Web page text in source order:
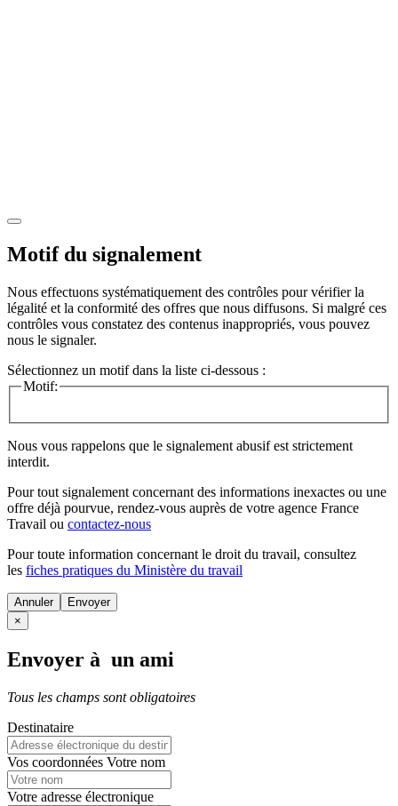
Motif du signalement
Nous effectuons systématiquement des contrôles pour vérifier la
légalité et la conformité des offres que nous diffusons. Si malgré ces
contrôles vous constatez des contenus inappropriés, vous pouvez
nous le signaler.
Sélectionnez un motif dans la liste ci-dessous :
Motif:
Nous vous rappelons que le signalement abusif est strictement
interdit.
Pour tout signalement concernant des informations inexactes ou une
offre déjà pourvue, rendez-vous auprès de votre agence France
Travail ou contactez-nous
Pour toute information concernant le droit du travail, consultez
les fiches pratiques du Ministère du travail
Annuler
×
Envoyer à un ami
Tous les champs sont obligatoires
Destinataire
Vos coordonnées Votre nom
Votre adresse électronique